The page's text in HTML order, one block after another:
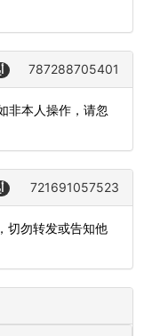
787288705401
非本人操作，请忽
721691057523
切勿转发或告知他